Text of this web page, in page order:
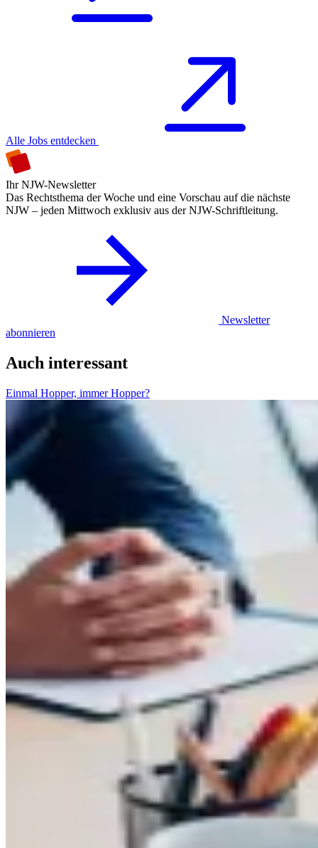
Alle Jobs entdecken
Ihr NJW-Newsletter
Das Rechtsthema der Woche und eine Vorschau auf die nächste
NJW – jeden Mittwoch exklusiv aus der NJW-Schriftleitung.
Newsletter
abonnieren
Auch interessant
Einmal Hopper, immer Hopper?